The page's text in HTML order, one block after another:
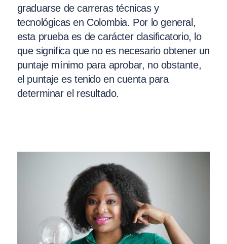
graduarse de carreras técnicas y
tecnológicas en Colombia. Por lo general,
esta prueba es de carácter clasificatorio, lo
que significa que no es necesario obtener un
puntaje mínimo para aprobar, no obstante,
el puntaje es tenido en cuenta para
determinar el resultado.